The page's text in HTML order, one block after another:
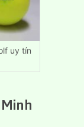
uy tín